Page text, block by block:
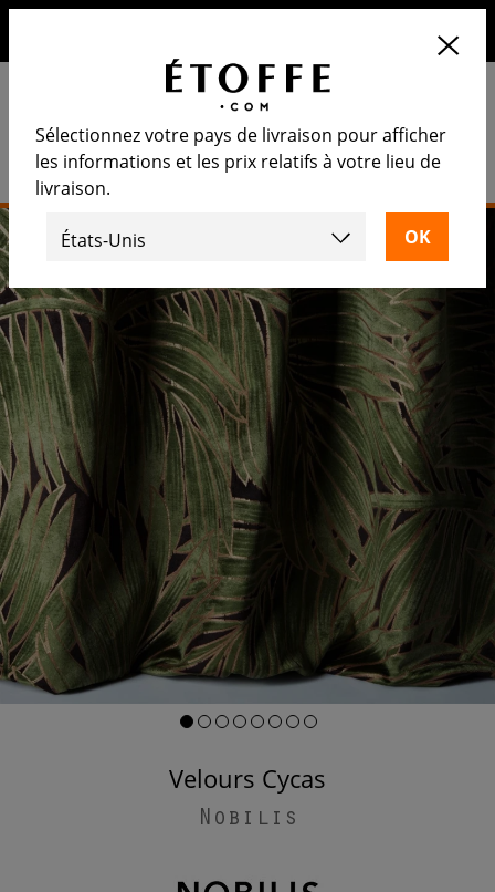
Velours Cycas
Nobilis
Sélectionnez votre pays de livraison pour afficher
les informations et les prix relatifs à votre lieu de
livraison.